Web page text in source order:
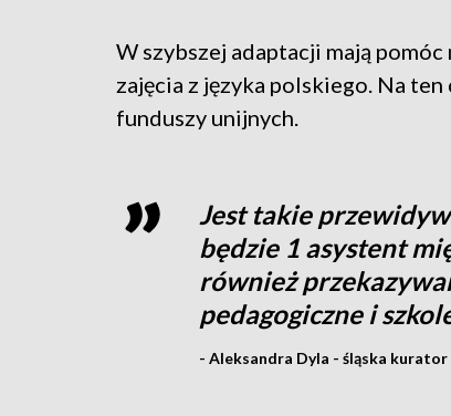
W szybszej adaptacji mają
zajęcia z języka polskiego. Na
funduszy unijnych.
Jest takie
będzie 1 asystent
również
pedagogiczne i
- Aleksandra Dyla - śląska